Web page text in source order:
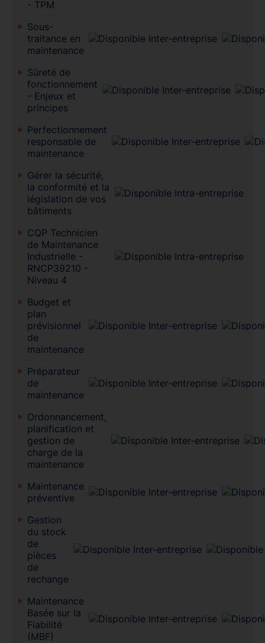
- TPM
Sous-
traitance en
maintenance
Sûreté de
fonctionnement
- Enjeux et
principes
Perfectionnement
responsable de
maintenance
Gérer la sécurité,
la conformité et la
législation de vos
bâtiments
CQP Technicien
de Maintenance
Industrielle -
RNCP39210 -
Niveau 4
Budget et
plan
prévisionnel
de
maintenance
Préparateur
de
maintenance
Ordonnancement,
planification et
gestion de
charge de la
maintenance
Maintenance
préventive
Gestion
du stock
de
pièces
de
rechange
Maintenance
Basée sur la
Fiabilité
(MBF)